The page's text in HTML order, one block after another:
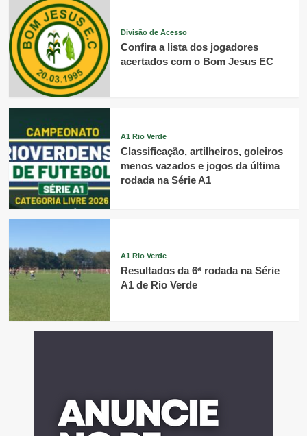
Divisão de Acesso
Confira a lista dos jogadores
acertados com o Bom Jesus EC
A1 Rio Verde
Classificação, artilheiros, goleiros
menos vazados e jogos da última
rodada na Série A1
A1 Rio Verde
Resultados da 6ª rodada na Série
A1 de Rio Verde